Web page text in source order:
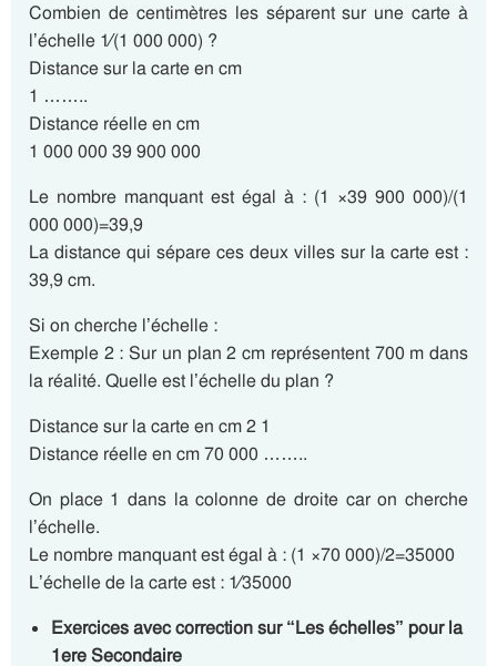
Combien de centimètres les séparent sur une carte à
l’échelle 1⁄(1 000 000) ?
Distance sur la carte en cm
1 ……..
Distance réelle en cm
1 000 000 39 900 000
Le nombre manquant est égal à : (1 ×39 900 000)/(1
000 000)=39,9
La distance qui sépare ces deux villes sur la carte est :
39,9 cm.
Si on cherche l’échelle :
Exemple 2 : Sur un plan 2 cm représentent 700 m dans
la réalité. Quelle est l’échelle du plan ?
Distance sur la carte en cm 2 1
Distance réelle en cm 70 000 ……..
On place 1 dans la colonne de droite car on cherche
l’échelle.
Le nombre manquant est égal à : (1 ×70 000)/2=35000
L’échelle de la carte est : 1⁄35000
Exercices avec correction sur “Les échelles” pour la
1ere Secondaire